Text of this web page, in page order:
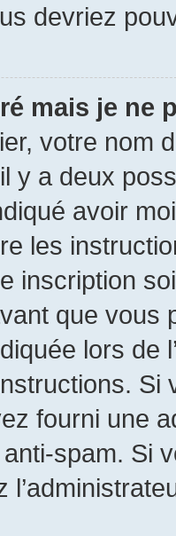
devriez
mais je ne
votre nom
y a deux
avoir
les
inscription
que
lors de
Si
fourni une
spam. Si